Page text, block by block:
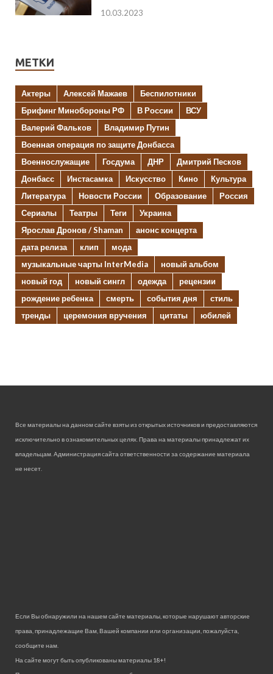
10.03.2023
МЕТКИ
Актеры Алексей Мажаев
Беспилотники
Брифинг Минобороны РФ
В России
ВСУ
Валерий Фальков
Владимир Путин
Военная операция по защите Донбасса
Военнослужащие
Госдума ДНР
Дмитрий Песков
Донбасс
Инстасамка Искусство Кино
Культура
Литература
Новости России Образование
Россия
Сериалы
Театры Теги
Украина
Ярослав Дронов / Shaman
анонс концерта
дата релиза
клип
мода
музыкальные чарты InterMedia
новый альбом
новый год
новый сингл одежда
рецензии
рождение ребенка
смерть события дня
стиль
тренды
церемония вручения цитаты юбилей
Все материалы на данном сайте взяты из открытых источников и предоставляются
исключительно в ознакомительных целях. Права на материалы принадлежат их
владельцам. Администрация сайта ответственности за содержание материала
не несет.
Если Вы обнаружили на нашем сайте материалы, которые нарушают авторские
права, принадлежащие Вам, Вашей компании или организации, пожалуйста,
сообщите нам.
На сайте могут быть опубликованы материалы 18+!